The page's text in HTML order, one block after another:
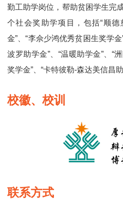
勤工助学岗位，帮助贫困学生完
个社会奖助学项目，包括“顺德
金”、“李佘少鸿优秀贫困生奖学
波罗助学金”、“温暖助学金”、“
奖学金”、“卡特彼勒-森达美信昌助
校徽、校训
联系方式